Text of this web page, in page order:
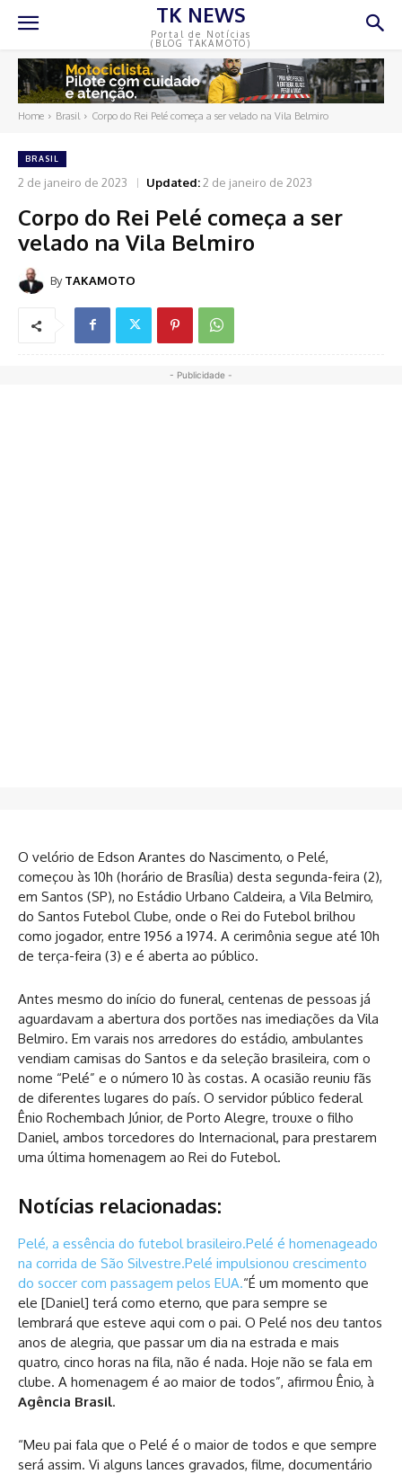
TK NEWS
Portal de Notícias
(BLOG TAKAMOTO)
Home Brasil Corpo do Rei Pelé começa a ser velado na Vila Belmiro
BRASIL
2 de janeiro de 2023 Updated:2 de janeiro de 2023
Corpo do Rei Pelé começa a ser
velado na Vila Belmiro
By TAKAMOTO
- Publicidade -
O velório de Edson Arantes do Nascimento, o Pelé,
começou às 10h (horário de Brasília) desta segunda-feira (2),
em Santos (SP), no Estádio Urbano Caldeira, a Vila Belmiro,
do Santos Futebol Clube, onde o Rei do Futebol brilhou
como jogador, entre 1956 a 1974. A cerimônia segue até 10h
de terça-feira (3) e é aberta ao público.
Antes mesmo do início do funeral, centenas de pessoas já
aguardavam a abertura dos portões nas imediações da Vila
Belmiro. Em varais nos arredores do estádio, ambulantes
vendiam camisas do Santos e da seleção brasileira, com o
nome “Pelé” e o número 10 às costas. A ocasião reuniu fãs
de diferentes lugares do país. O servidor público federal
Ênio Rochembach Júnior, de Porto Alegre, trouxe o filho
Daniel, ambos torcedores do Internacional, para prestarem
uma última homenagem ao Rei do Futebol.
Notícias relacionadas:
Pelé, a essência do futebol brasileiro.Pelé é homenageado
na corrida de São Silvestre.Pelé impulsionou crescimento
do soccer com passagem pelos EUA.“É um momento que
ele [Daniel] terá como eterno, que para sempre se
lembrará que esteve aqui com o pai. O Pelé nos deu tantos
anos de alegria, que passar um dia na estrada e mais
quatro, cinco horas na fila, não é nada. Hoje não se fala em
clube. A homenagem é ao maior de todos”, afirmou Ênio, à
Agência Brasil.
“Meu pai fala que o Pelé é o maior de todos e que sempre
será assim. Vi alguns lances gravados, filme, documentário